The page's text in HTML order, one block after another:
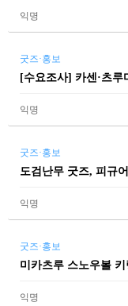
익명
굿즈·홍보
[수요조사] 카센·츠
익명
굿즈·홍보
도검난무 굿즈, 피규
익명
굿즈·홍보
미카츠루 스노우볼
익명